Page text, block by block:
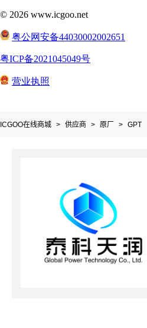
ICGOO在线商城 > 供应商 > 原厂 > GPT